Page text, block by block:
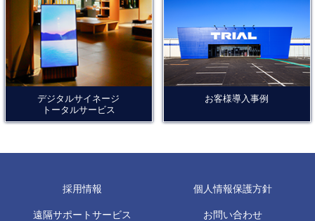
デジタルサイネージ
トータルサービス
お客様導入事例
採用情報 個人情報保護方針
遠隔サポートサービス お問い合わせ